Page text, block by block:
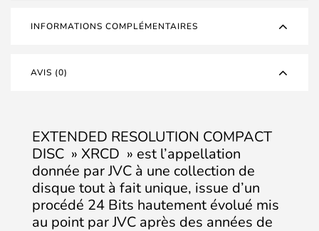
INFORMATIONS COMPLÉMENTAIRES
AVIS (0)
EXTENDED RESOLUTION COMPACT
DISC » XRCD » est l’appellation
donnée par JVC à une collection de
disque tout à fait unique, issue d’un
procédé 24 Bits hautement évolué mis
au point par JVC après des années de